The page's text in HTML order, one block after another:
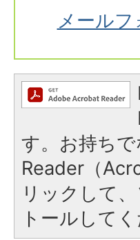
メール
す。お持ち
Reader（
リックして
トールしてく